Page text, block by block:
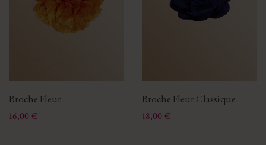
Broche Fleur
Prix
16,00 €
Broche Fleur Classique
Prix
18,00 €